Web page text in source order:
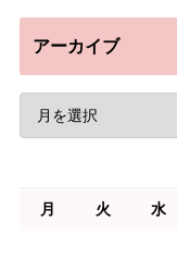
アーカイブ
月 火 水